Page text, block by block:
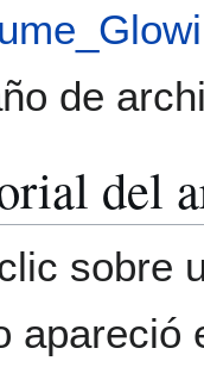
de
del
sobre
apareció